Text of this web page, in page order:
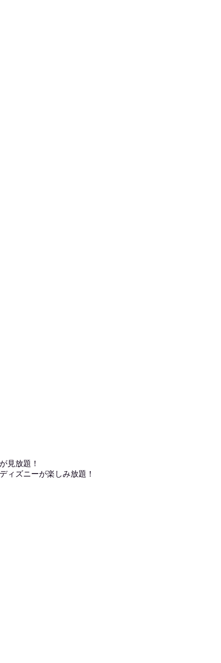
見放題！
ィズニーが楽しみ放題！